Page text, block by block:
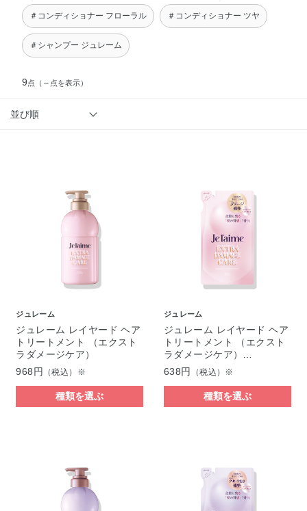
＃コンディショナー フローラル ＃コンディショナー ツヤ
＃シャンプー ジュレーム
9点 （～点を表示）
並び順
ジュレーム
ジュレーム レイヤード ヘア
トリートメント （エクスト
ラダメージケア）
968円
（税込）※
種類を選ぶ
ジュレーム
ジュレーム レイヤード ヘア
トリートメント （エクスト
ラダメージケア）…
638円
（税込）※
種類を選ぶ